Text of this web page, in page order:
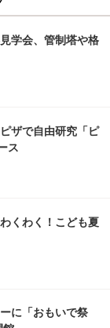
学会、管制塔や格
ザで自由研究「ピ
ス
くわく！こども夏
に「おもいで祭